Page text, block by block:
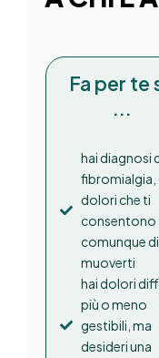
Fa per te
...
hai diagnosi
fibromialgia,
dolori che ti
consentono
comunque di
muoverti
hai dolori
più o meno
gestibili, ma
desideri una